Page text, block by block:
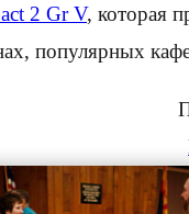
2 Gr V, которая
популярных